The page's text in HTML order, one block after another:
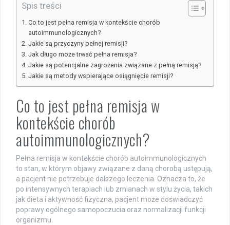
Spis treści
Co to jest pełna remisja w kontekście chorób
autoimmunologicznych?
Jakie są przyczyny pełnej remisji?
Jak długo może trwać pełna remisja?
Jakie są potencjalne zagrożenia związane z pełną remisją?
Jakie są metody wspierające osiągnięcie remisji?
Co to jest pełna remisja w
kontekście chorób
autoimmunologicznych?
Pełna remisja w kontekście chorób autoimmunologicznych
to stan, w którym objawy związane z daną chorobą ustępują,
a pacjent nie potrzebuje dalszego leczenia. Oznacza to, że
po intensywnych terapiach lub zmianach w stylu życia, takich
jak dieta i aktywność fizyczna, pacjent może doświadczyć
poprawy ogólnego samopoczucia oraz normalizacji funkcji
organizmu.